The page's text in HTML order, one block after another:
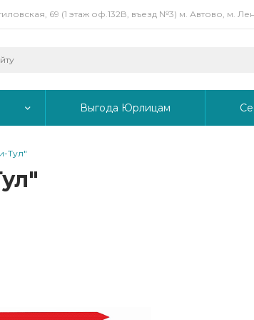
69 (1 этаж оф.132В, въезд №3) м. Автово, м.
Выгода Юрлицам
Тул"